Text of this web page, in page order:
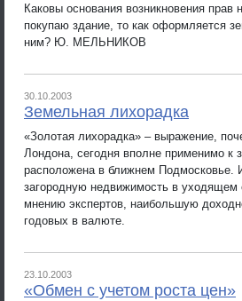
Каковы основания возникновения
покупаю здание, то как оформляется
ним? Ю. МЕЛЬНИКОВ
30.10.2003
Земельная лихорадка
«Золотая лихорадка» – выражение,
Лондона, сегодня вполне применимо к
расположена в ближнем Подмосковье.
загородную недвижимость в уходящем
мнению экспертов, наибольшую
годовых в валюте.
23.10.2003
«Обмен с учетом роста цен»